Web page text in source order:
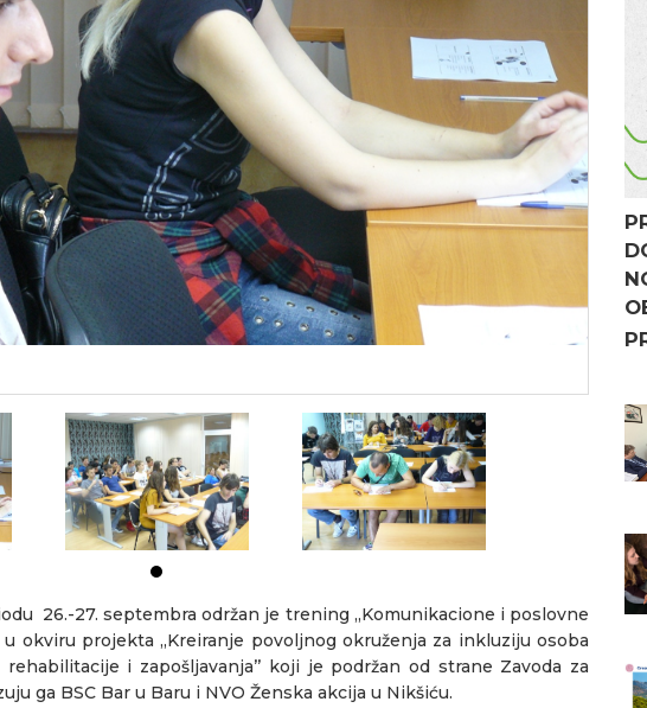
26.-27. septembra održan je trening ,,Komunikacione i poslovne
u okviru projekta ,,Kreiranje povoljnog okruženja za inkluziju osoba
i zapošljavanja’’ koji je podržan od strane Zavoda za
ga BSC Bar u Baru i NVO Ženska akcija u Nikšiću.